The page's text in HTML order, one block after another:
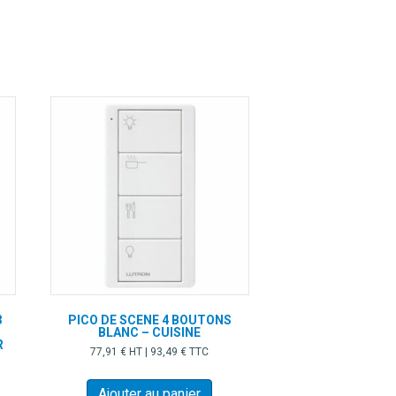
PICO DE SCENE 4 BOUTONS
BLANC – CUISINE
77,91€ HT | 93,49€ TTC